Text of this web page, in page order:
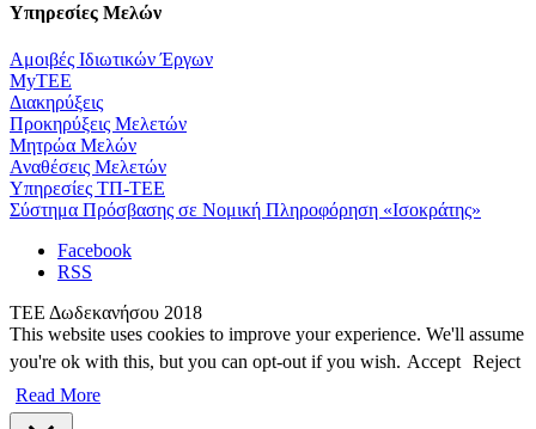
Υπηρεσίες Μελών
Αμοιβές Ιδιωτικών Έργων
MyTEE
Διακηρύξεις
Προκηρύξεις Μελετών
Μητρώα Μελών
Αναθέσεις Μελετών
Υπηρεσίες ΤΠ-ΤΕΕ
Σύστημα Πρόσβασης σε Νομική Πληροφόρηση «Ισοκράτης»
Facebook
RSS
ΤΕΕ Δωδεκανήσου 2018
This website uses cookies to improve your experience. We'll assume
you're ok with this, but you can opt-out if you wish. Accept Reject
Read More